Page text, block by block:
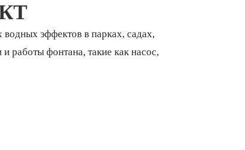
эффектов в парках, садах,
работы фонтана, такие как насос,